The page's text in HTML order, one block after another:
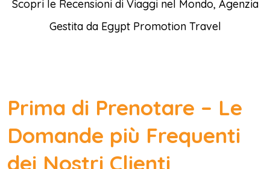
Scopri le Recensioni di Viaggi nel Mondo, Agenzia
Gestita da Egypt Promotion Travel
Prima di Prenotare – Le
Domande più Frequenti
dei Nostri Clienti